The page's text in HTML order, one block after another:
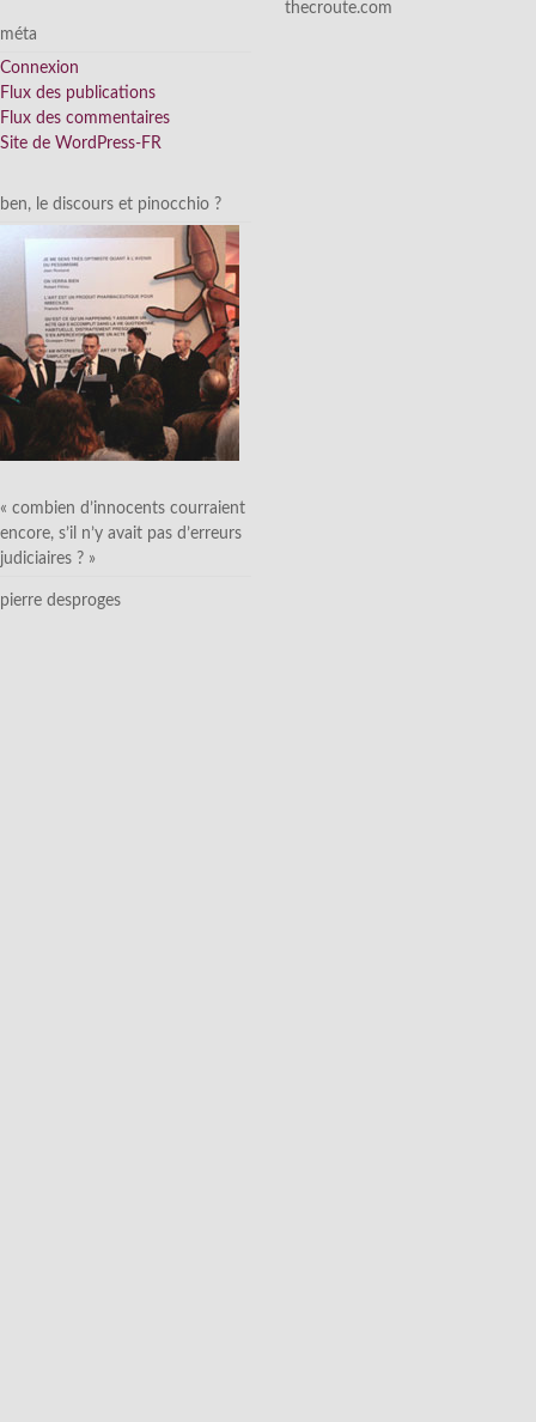
méta
Connexion
Flux des publications
Flux des commentaires
Site de WordPress-FR
ben, le discours et pinocchio ?
« combien d’innocents courraient
encore, s’il n’y avait pas d’erreurs
judiciaires ? »
pierre desproges
thecroute.com